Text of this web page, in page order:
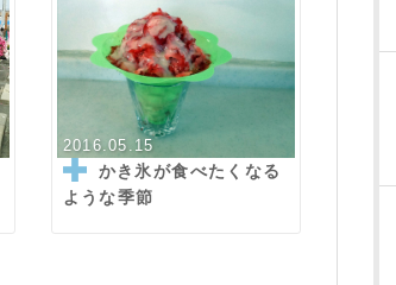
2016.05.15
かき氷が食べたくなる
ような季節